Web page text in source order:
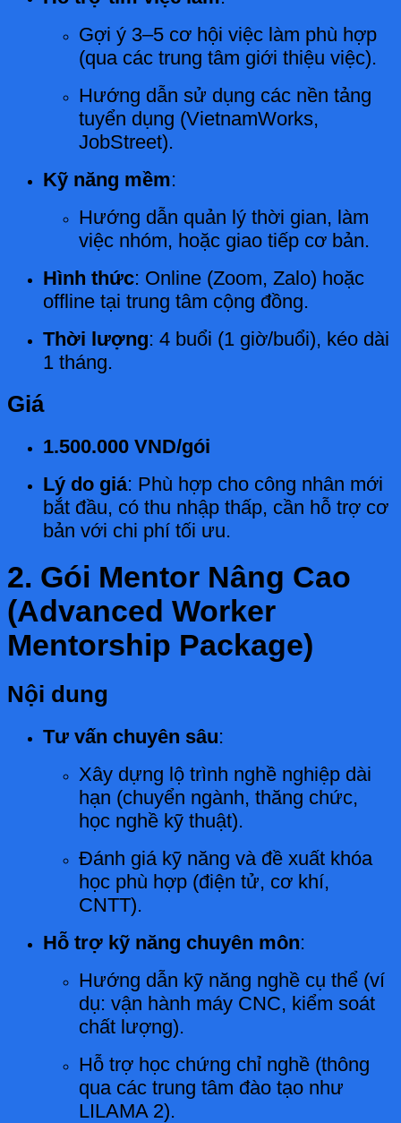
Gợi ý 3–5 cơ hội việc làm phù hợp
(qua các trung tâm giới thiệu việc).
Hướng dẫn sử dụng các nền tảng
tuyển dụng (VietnamWorks,
JobStreet).
Kỹ năng mềm:
Hướng dẫn quản lý thời gian, làm
việc nhóm, hoặc giao tiếp cơ bản.
Hình thức: Online (Zoom, Zalo) hoặc
offline tại trung tâm cộng đồng.
Thời lượng: 4 buổi (1 giờ/buổi), kéo dài
1 tháng.
Giá
1.500.000 VND/gói
Lý do giá: Phù hợp cho công nhân mới
bắt đầu, có thu nhập thấp, cần hỗ trợ cơ
bản với chi phí tối ưu.
2. Gói Mentor Nâng Cao
(Advanced Worker
Mentorship Package)
Nội dung
Tư vấn chuyên sâu:
Xây dựng lộ trình nghề nghiệp dài
hạn (chuyển ngành, thăng chức,
học nghề kỹ thuật).
Đánh giá kỹ năng và đề xuất khóa
học phù hợp (điện tử, cơ khí,
CNTT).
Hỗ trợ kỹ năng chuyên môn:
Hướng dẫn kỹ năng nghề cụ thể (ví
dụ: vận hành máy CNC, kiểm soát
chất lượng).
Hỗ trợ học chứng chỉ nghề (thông
qua các trung tâm đào tạo như
LILAMA 2).